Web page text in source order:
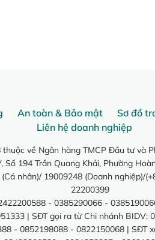
An toàn & Bảo mật Sơ đồ
Liên hệ doanh nghiệp
về Ngân hàng TMCP Đầu tư và
Số 194 Trần Quang Khải, Phường
nhân)/ 19009248 (Doanh nghiệp)/
22200399
- 0385290066 -
| SĐT gọi ra từ Chi nhánh BIDV:
- 0852198088 - 0822150068 | SĐT